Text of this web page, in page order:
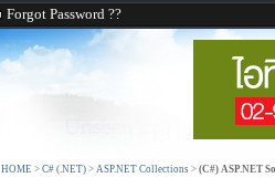
Forgot Password ??
HOME > C# (.NET) > ASP.NET Collections > (C#) ASP.NET